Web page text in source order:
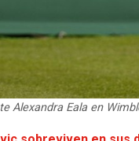
Alexandra Eala en